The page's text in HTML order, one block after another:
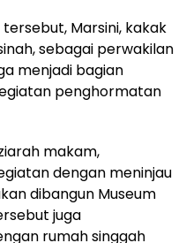
Marsini, kakak
sebagai perwakilan
menjadi bagian
penghormatan
makam,
dengan meninjau
dibangun Museum
juga
rumah singgah